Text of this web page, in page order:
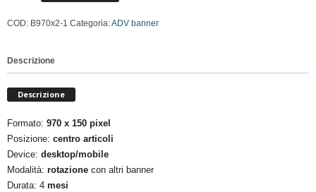
4
COD: B970x2-1 Categoria:ADV banner
Descrizione
Descrizione
Formato: 970 x 150 pixel
Posizione: centro articoli
Device: desktop/mobile
Modalità: rotazione con altri banner
Durata: 4 mesi